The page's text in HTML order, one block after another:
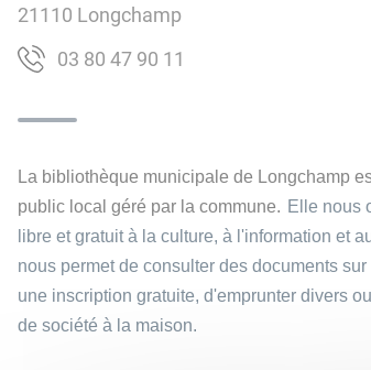
21110 Longchamp
11 09 74 08 30
La bibliothèque municipale de Longchamp
public local géré par la commune. Elle nous
libre et gratuit à la culture, à l'information et
nous permet de consulter des documents
une inscription gratuite, d'emprunter divers
de société à la maison.